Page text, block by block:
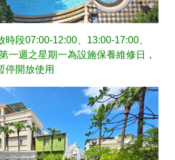
時段07:00-12:00、13:00-17:00、
一週之星期一為設施保養維修日，
停開放使用